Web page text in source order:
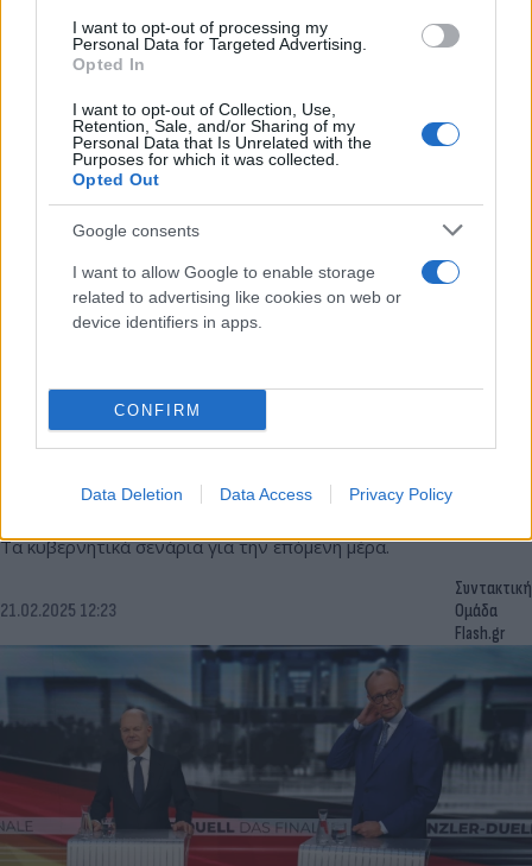
I want to opt-out of processing my
Personal Data for Targeted Advertising.
Opted In
I want to opt-out of Collection, Use,
Retention, Sale, and/or Sharing of my
Personal Data that Is Unrelated with the
Purposes for which it was collected.
Opted Out
Google consents
I want to allow Google to enable storage
related to advertising like cookies on web or
device identifiers in apps.
CONFIRM
Data Deletion Data Access Privacy Policy
22.02.2025 10:59
Flash.gr
Ώρα εκλογών στη Γερμανία: Πτώση στο «παρά
πέντε» για το φαβορί Μερτς - «Καλπάζει» στη 2η
θέση το AfD
Τα κυβερνητικά σενάρια για την επόμενη μέρα.
21.02.2025 12:23
Συντακτική
Ομάδα
Flash.gr